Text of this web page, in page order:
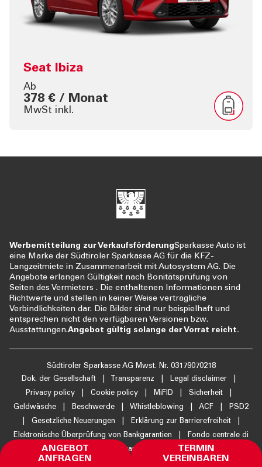
Seat Ibiza
Ab
378 € / Monat
MwSt inkl.
ANGEBOT
ANFRAGEN
TERMIN
VEREINBAREN
Werbemitteilung zur VerkaufsförderungSparkasse Auto ist
eine Marke der Südtiroler Sparkasse AG für die KFZ-
Langzeitmiete in Zusammenarbeit mit Autosystem AG. Die
Angebote erlangen Gültigkeit nach Bonitätsprüfung von
Seiten des Vermieters . Die enthaltenen Informationen sind
Richtwerte und stellen in keiner Weise vertragliche
Verbindlichkeiten dar. Die Bilder sind nur beispielhaft und
entsprechen nicht den verfügbaren Versionen bzw.
Ausstattungen.Angebot gültig solange der Vorrat reicht.
Südtiroler Sparkasse AG Mwst. Nr. 03179070218
Dok. der Gesellschaft
Transparenz Legal disclaimer
Privacy policy
Cookie policy MiFID Sicherheit
Geldwäsche
Beschwerde Whistleblowing ACF
PSD2
Gesetzliche Neuerungen Erklärung zur Barrierefreiheit
Elektronische Überprüfung von Bankgarantien
Fondo centrale di
garanzia